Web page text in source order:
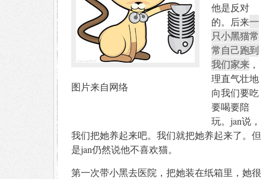
图片来自网络
他是反对
的。后来一
只小黑猫常
常自己跑到
我们家来 ，
理直气壮地
向我们要吃
要喝要陪
玩。jan说，
我们把她养起来吧。我们就把她养起来了。但
是jan仍然说他不喜欢猫。
第一次带小黑去医院，把她装在纸箱里，她很